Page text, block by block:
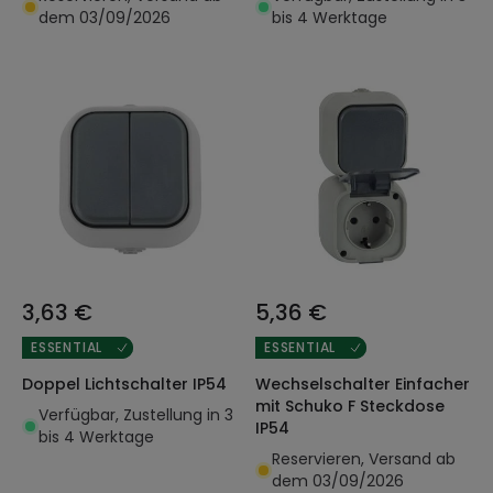
dem 03/09/2026
bis 4 Werktage
3,63 €
ESSENTIAL
Doppel Lichtschalter IP54
Verfügbar, Zustellung in 3
bis 4 Werktage
5,36 €
ESSENTIAL
Wechselschalter Einfacher
mit Schuko F Steckdose
IP54
Reservieren, Versand ab
dem 03/09/2026